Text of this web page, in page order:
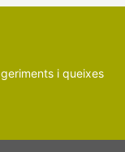
i queixes